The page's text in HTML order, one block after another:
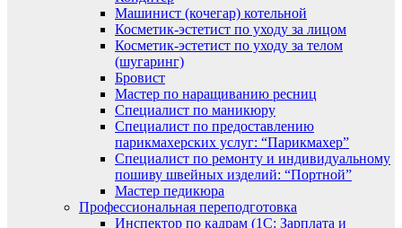
Машинист (кочегар) котельной
Косметик-эстетист по уходу за лицом
Косметик-эстетист по уходу за телом
(шугаринг)
Бровист
Мастер по наращиванию ресниц
Специалист по маникюру
Специалист по предоставлению
парикмахерских услуг: “Парикмахер”
Специалист по ремонту и индивидуальному
пошиву швейных изделий: “Портной”
Мастер педикюра
Профессиональная переподготовка
Инспектор по кадрам (1С: Зарплата и